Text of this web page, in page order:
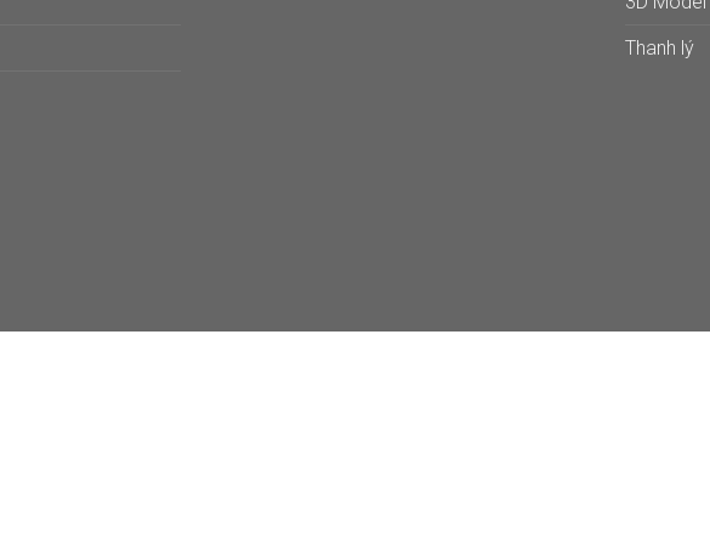
Thanh lý